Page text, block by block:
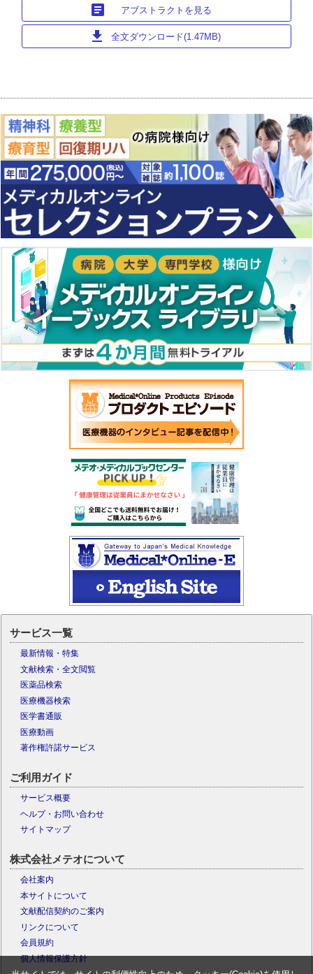
article アブストラクトを見る
download 全文ダウンロード(1.47MB)
サービス一覧
最新情報・特集
文献検索・全文閲覧
医薬品検索
医療機器検索
医学書通販
医療動画
著作権許諾サービス
ご利用ガイド
サービス概要
ヘルプ・お問い合わせ
サイトマップ
株式会社メテオについて
会社案内
本サイトについて
文献配信契約のご案内
リンクについて
会員規約
個人情報保護方針